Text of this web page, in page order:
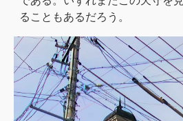
ることもあるだろう。